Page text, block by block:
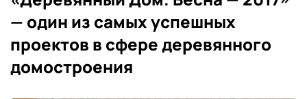
— один из самых успешных
проектов в сфере деревянного
домостроения